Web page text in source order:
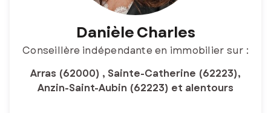
Danièle Charles
Conseillère indépendante en immobilier sur :
Arras (62000) , Sainte-Catherine (62223),
Anzin-Saint-Aubin (62223) et alentours